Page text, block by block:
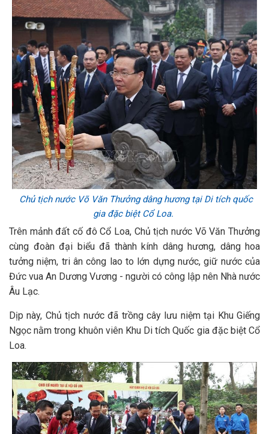
Chủ tịch nước Võ Văn Thưởng dâng hương tại Di tích quốc
gia đặc biệt Cổ Loa.
Trên mảnh đất cố đô Cổ Loa, Chủ tịch nước Võ Văn Thưởng
cùng đoàn đại biểu đã thành kính dâng hương, dâng hoa
tưởng niệm, tri ân công lao to lớn dựng nước, giữ nước của
Đức vua An Dương Vương - người có công lập nên Nhà nước
Âu Lạc.
Dịp này, Chủ tịch nước đã trồng cây lưu niệm tại Khu Giếng
Ngọc nằm trong khuôn viên Khu Di tích Quốc gia đặc biệt Cổ
Loa.